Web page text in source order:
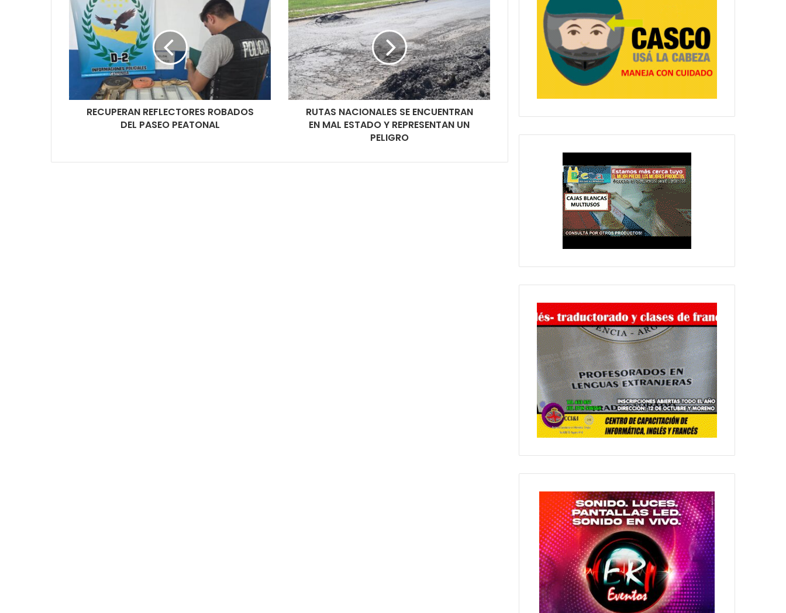
RECUPERAN REFLECTORES ROBADOS
DEL PASEO PEATONAL
RUTAS NACIONALES SE ENCUENTRAN
EN MAL ESTADO Y REPRESENTAN UN
PELIGRO